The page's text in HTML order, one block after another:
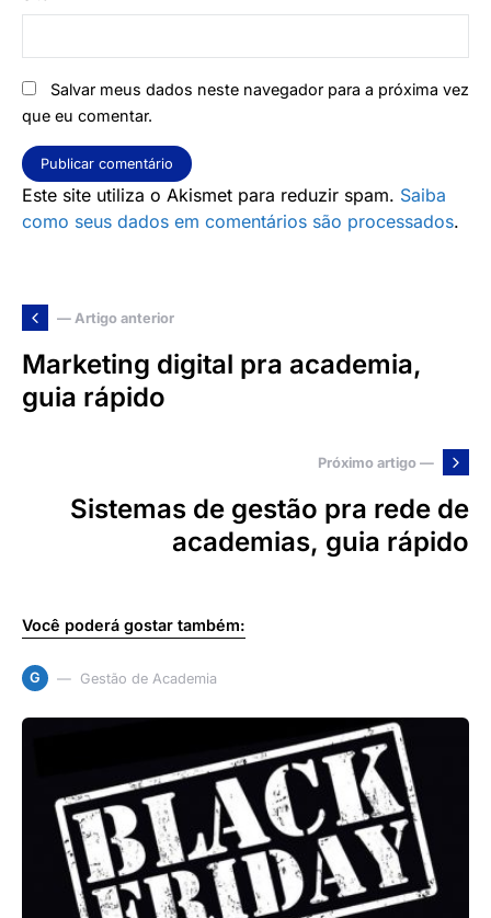
Salvar meus dados neste navegador para a próxima vez
que eu comentar.
Este site utiliza o Akismet para reduzir spam. Saiba
como seus dados em comentários são processados.
— Artigo anterior
Marketing digital pra academia,
guia rápido
Próximo artigo —
Sistemas de gestão pra rede de
academias, guia rápido
Você poderá gostar também:
G Gestão de Academia